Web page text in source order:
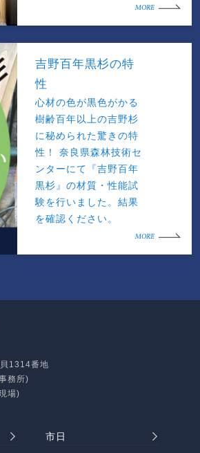
MORE
吉野百年黒杉の特
性
心材の色が黒色がかる
樹齢百年以上の吉野杉
に秘められた驚きの特
性！ 奈良県森林技術セ
ンターにて『吉野百年
黒杉』の材質・性能試
験を行いました。結果
を確認ください。
MORE
1314番地
務所)
場)
市日